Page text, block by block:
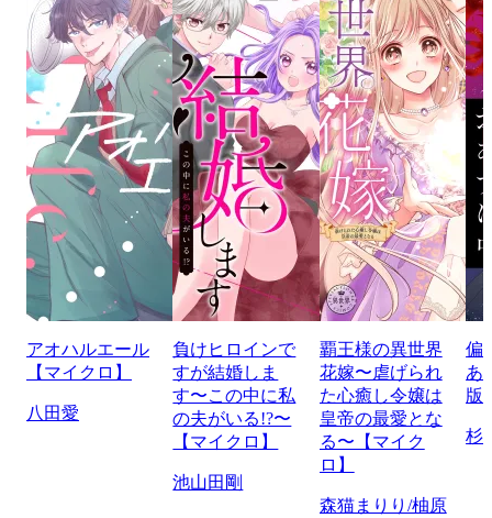
アオハルエール
【マイクロ】
八田愛
負けヒロインで
すが結婚しま
す〜この中に私
の夫がいる!?〜
【マイクロ】
池山田剛
覇王様の異世界
花嫁〜虐げられ
た心癒し令嬢は
皇帝の最愛とな
る〜【マイク
ロ】
森猫まりり/柚原
偏
あ
版
杉